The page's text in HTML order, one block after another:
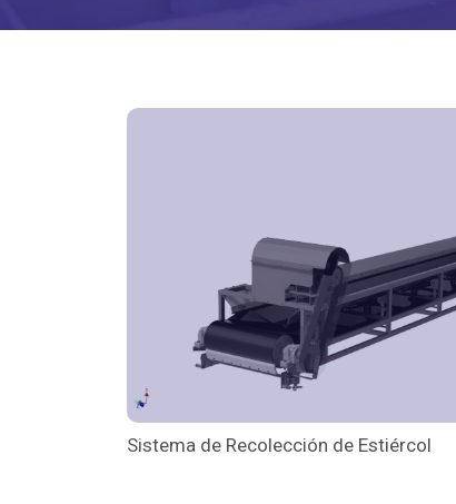
Sistema de Recolección de Estiércol